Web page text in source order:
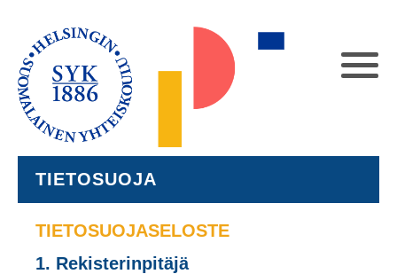
TIETOSUOJA
TIETOSUOJASELOSTE
1. Rekisterinpitäjä